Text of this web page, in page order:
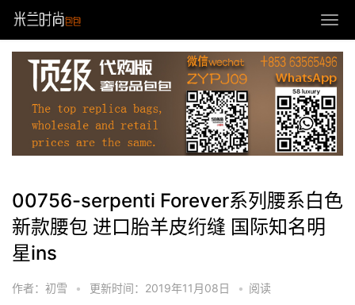
00756-serpenti Forever系列腰系白色
新款腰包 进口胎羊皮绗缝 国际知名明
星ins
作者：初雪 • 更新时间：2019年11月08日 • 阅读